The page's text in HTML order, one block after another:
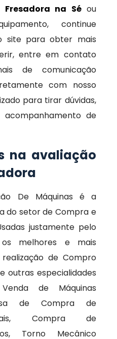
Fresadora na Sé ou
continue
site para obter mais
entre em contato
de comunicação
com nosso
para tirar dúvidas,
acompanhamento de
na avaliação
De Máquinas é a
do setor de Compra e
justamente pelo
melhores e mais
de Compro
outras especialidades
de Máquinas
de Compra de
Compra de
Torno Mecânico